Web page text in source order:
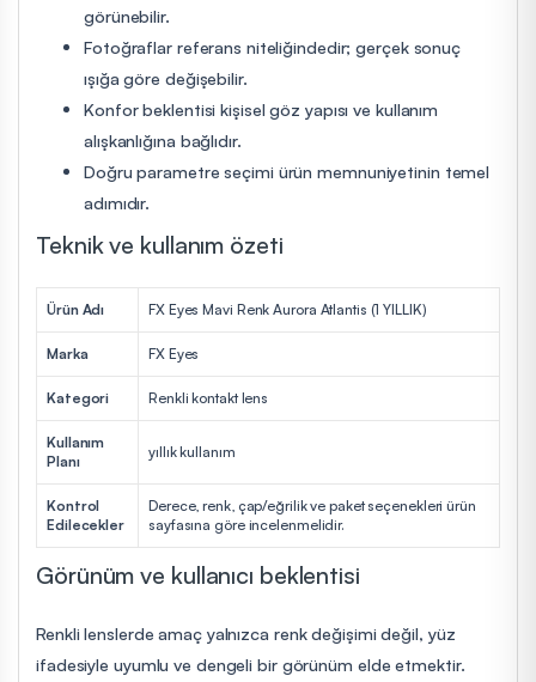
görünebilir.
Fotoğraflar referans niteliğindedir; gerçek sonuç
ışığa göre değişebilir.
Konfor beklentisi kişisel göz yapısı ve kullanım
alışkanlığına bağlıdır.
Doğru parametre seçimi ürün memnuniyetinin temel
adımıdır.
Teknik ve kullanım özeti
Ürün Adı FX Eyes Mavi Renk Aurora Atlantis (1 YILLIK)
Marka FX Eyes
Kategori Renkli kontakt lens
Kullanım
Planı
yıllık kullanım
Kontrol
Edilecekler
Derece, renk, çap/eğrilik ve paket seçenekleri ürün
sayfasına göre incelenmelidir.
Görünüm ve kullanıcı beklentisi
Renkli lenslerde amaç yalnızca renk değişimi değil, yüz
ifadesiyle uyumlu ve dengeli bir görünüm elde etmektir.